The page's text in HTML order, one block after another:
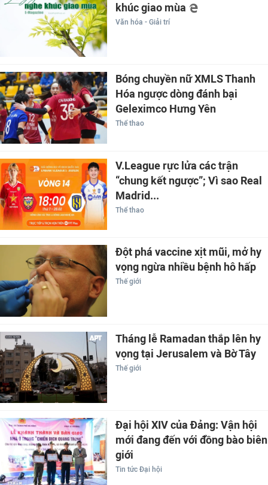
khúc giao mùa
Văn hóa - Giải trí
Bóng chuyền nữ XMLS Thanh
Hóa ngược dòng đánh bại
Geleximco Hưng Yên
Thể thao
V.League rực lửa các trận
“chung kết ngược”; Vì sao Real
Madrid...
Thể thao
Đột phá vaccine xịt mũi, mở hy
vọng ngừa nhiều bệnh hô hấp
Thế giới
Tháng lễ Ramadan thắp lên hy
vọng tại Jerusalem và Bờ Tây
Thế giới
Đại hội XIV của Đảng: Vận hội
mới đang đến với đồng bào biên
giới
Tin tức Đại hội